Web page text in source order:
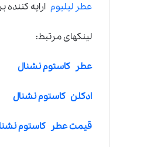
عطر لیلیوم ارایه
لینکهای مرتبط:
عطر کاستوم نشنال
ادکلن کاستوم نشنال
قیمت عطر کاستوم